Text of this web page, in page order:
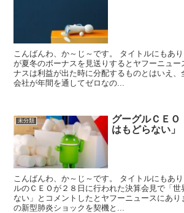
こんばんわ、か～じ～です。 タイトルにもあ
が夏冬のボーナスを見送りするとヤフーニュー
ナスは利益が出た時に分配するものとはいえ、
会社が年間を通してゼロなの...
未分類
グーグルＣＥＯ
はもどらない」
こんばんわ、か～じ～です。 タイトルにもあ
ルのＣＥＯが２８日に行われた決算会見で「世
ない」とコメントしたとヤフーニュースにあり
の新型肺炎ショックを契機と...